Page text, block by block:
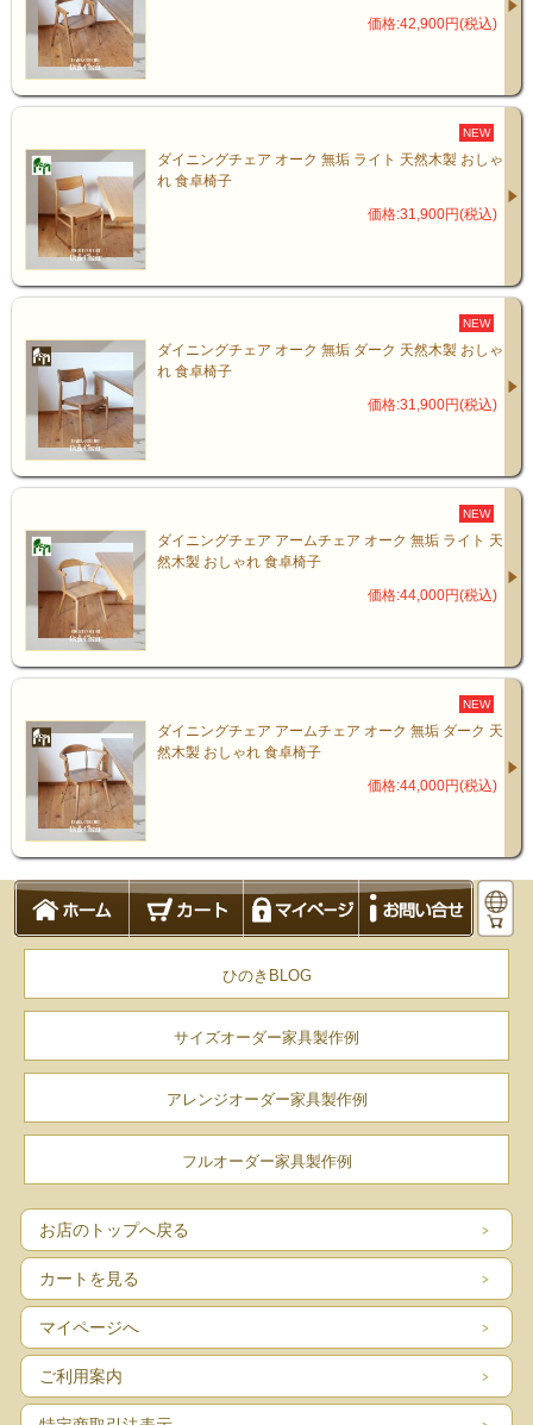
秋田県産栗(くり)無垢材
日本の気候風土で育った最適材
✔ 圧倒的な気品
✔ 表情豊かな木目
✔ なめらかな肌触り
価格:42,900円(税込)
NEW
ダイニングチェア オーク 無垢 ライト 天然木製 おしゃ
れ 食卓椅子
価格:31,900円(税込)
NEW
ダイニングチェア オーク 無垢 ダーク 天然木製 おしゃ
れ 食卓椅子
価格:31,900円(税込)
NEW
ダイニングチェア アームチェア オーク 無垢 ライト 天
然木製 おしゃれ 食卓椅子
価格:44,000円(税込)
NEW
ダイニングチェア アームチェア オーク 無垢 ダーク 天
然木製 おしゃれ 食卓椅子
価格:44,000円(税込)
ひのきBLOG
サイズオーダー家具製作例
アレンジオーダー家具製作例
フルオーダー家具製作例
お店のトップへ戻る
カートを見る
マイページへ
ご利用案内